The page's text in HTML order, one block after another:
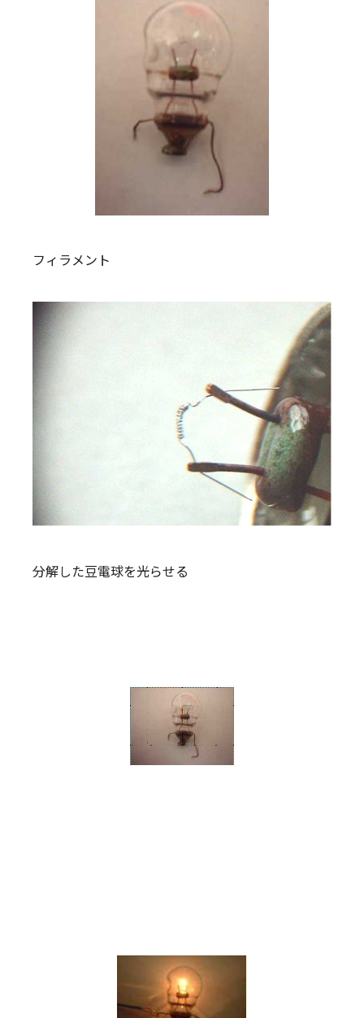
フィラメント
分解した豆電球を光らせる